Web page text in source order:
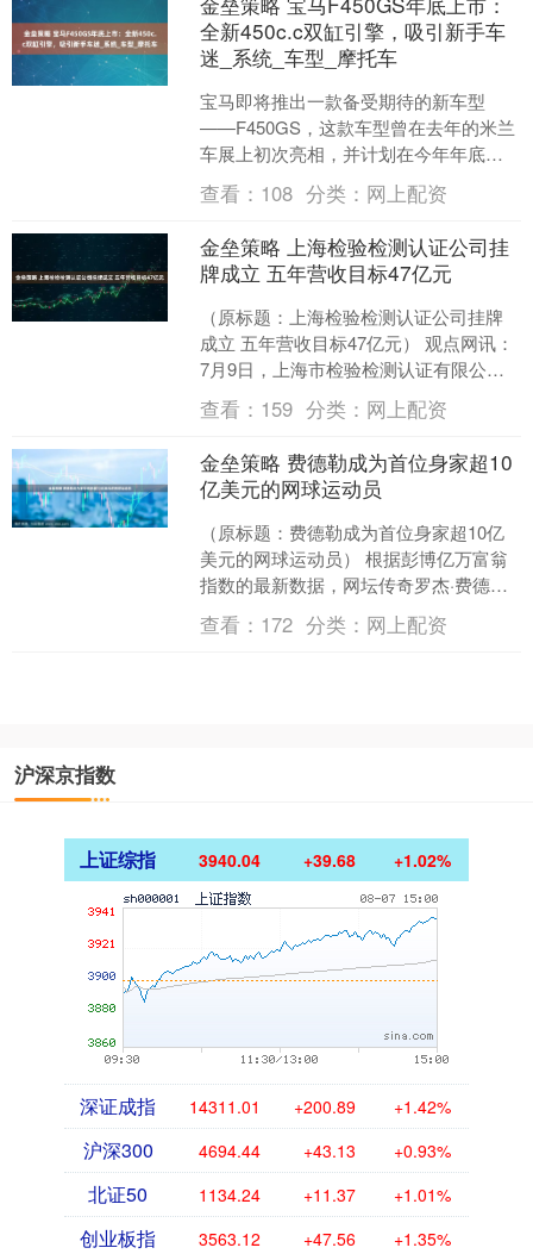
全新450c.c双缸引擎，吸引新手车
迷_系统_车型_摩托车
宝马即将推出一款备受期待的新车型
——F450GS，这款车型曾在去年的米兰
车展上初次亮相，并计划在今年年底正
式上市。作为宝马摩托车系列的新成
员，F450GS无疑将....
查看： 108 分类： 网上配资
金垒策略 上海检验检测认证公司挂
牌成立 五年营收目标47亿元
（原标题：上海检验检测认证公司挂牌
成立 五年营收目标47亿元） 观点网讯：
7月9日，上海市检验检测认证有限公司
正式挂牌。 该公司计划五年内实现营收
超47亿元，冲....
查看： 159 分类： 网上配资
金垒策略 费德勒成为首位身家超10
亿美元的网球运动员
（原标题：费德勒成为首位身家超10亿
美元的网球运动员） 根据彭博亿万富翁
指数的最新数据，网坛传奇罗杰·费德勒
成为首位身家超过10亿美元的网球运动
员，其净资产估计....
查看： 172 分类： 网上配资
沪深京指数
上证综指 3940.04 +39.68 +1.02%
深证成指 14311.01 +200.89 +1.42%
沪深300 4694.44 +43.13 +0.93%
北证50 1134.24 +11.37 +1.01%
创业板指 3563.12 +47.56 +1.35%